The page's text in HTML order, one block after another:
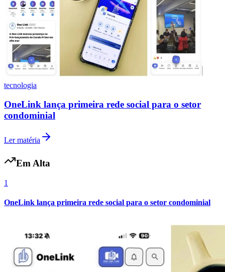
Atlético-MG
Mostra Mosaico apresenta abordagem Reggio Emilia no Rio